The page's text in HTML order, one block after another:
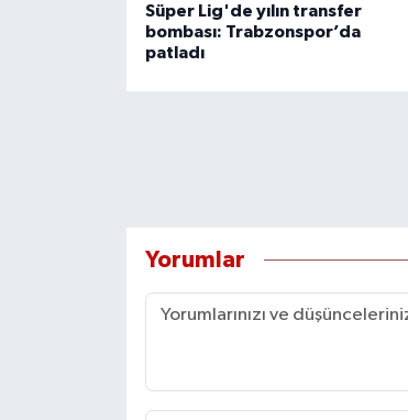
Süper Lig'de yılın transfer
bombası: Trabzonspor’da
patladı
Yorumlar